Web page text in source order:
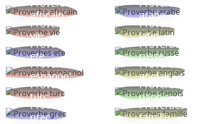
Proverbe
africain
Proverbe
arabe
Proverbe
vie
Proverbe
latin
Proverbes
ete
Proverbe
russe
Proverbe
espagnol
Proverbe
anglais
Proverbe
turc
Proverbe
danois
Proverbe
grec
Proverbes
famille